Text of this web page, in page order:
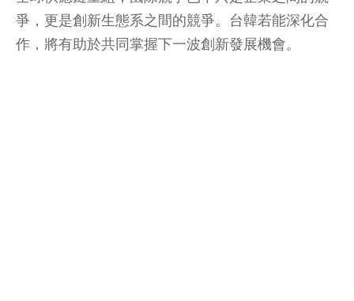
爭，更是創新生態系之間的競爭。台韓若能深化合
作，將有助於共同掌握下一波創新發展機會。